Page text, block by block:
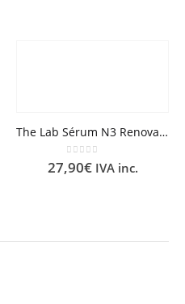
The Lab Sérum N3 Renovador Antienvejecimiento 30 ml
0out of 5
27,90€ IVA inc.